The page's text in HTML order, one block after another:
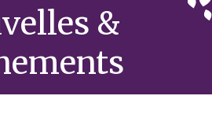
&